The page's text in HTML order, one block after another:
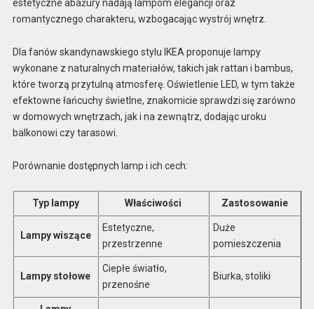
estetyczne abażury nadają lampom elegancji oraz
romantycznego charakteru, wzbogacając wystrój wnętrz.
Dla fanów skandynawskiego stylu IKEA proponuje lampy
wykonane z naturalnych materiałów, takich jak rattan i bambus,
które tworzą przytulną atmosferę. Oświetlenie LED, w tym także
efektowne łańcuchy świetlne, znakomicie sprawdzi się zarówno
w domowych wnętrzach, jak i na zewnątrz, dodając uroku
balkonowi czy tarasowi.
Porównanie dostępnych lamp i ich cech:
Typ lampy Właściwości Zastosowanie
Lampy wiszące
Estetyczne,
przestrzenne
Duże
pomieszczenia
Lampy stołowe
Ciepłe światło,
przenośne
Biurka, stoliki